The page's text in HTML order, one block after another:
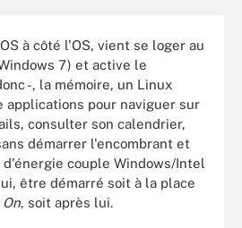
à côté l'OS, vient se loger au
7) et active le
-, la mémoire, un Linux
applications pour naviguer sur
consulter son calendrier,
démarrer l'encombrant et
couple Windows/Intel
être démarré soit à la place
, soit après lui.